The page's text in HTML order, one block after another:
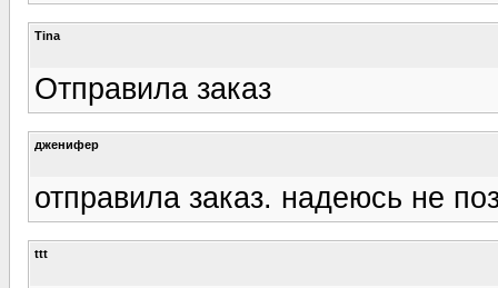
Tina
Отправила заказ
дженифер
отправила заказ. надеюсь не
ttt